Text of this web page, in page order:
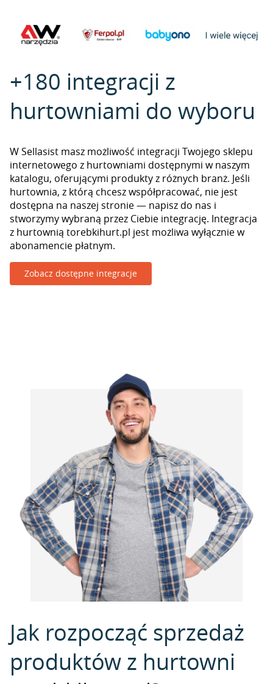
+180 integracji z
hurtowniami do wyboru
W Sellasist masz możliwość integracji Twojego sklepu
internetowego z hurtowniami dostępnymi w naszym
katalogu, oferującymi produkty z różnych branż. Jeśli
hurtownia, z którą chcesz współpracować, nie jest
dostępna na naszej stronie — napisz do nas i
stworzymy wybraną przez Ciebie integrację. Integracja
z hurtownią torebkihurt.pl jest możliwa wyłącznie w
abonamencie płatnym.
Zobacz dostępne integracje
Jak rozpocząć sprzedaż
produktów z hurtowni